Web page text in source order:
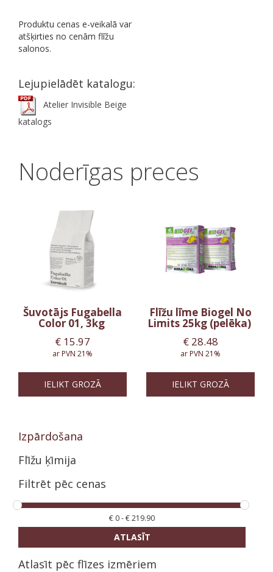
Produktu cenas e-veikalā var
atšķirties no cenām flīžu
salonos.
Lejupielādēt katalogu:
Atelier Invisible Beige
katalogs
Noderīgas preces
Šuvotājs Fugabella
Color 01, 3kg
€ 15.97
ar PVN 21%
IELIKT GROZĀ
Flīžu līme Biogel No
Limits 25kg (pelēka)
€28.48
ar PVN 21%
IELIKT GROZĀ
Izpārdošana
Flīžu ķīmija
Filtrēt pēc cenas
€ 0-€219.90
ATLASĪT
Atlasīt pēc flīzes izmēriem